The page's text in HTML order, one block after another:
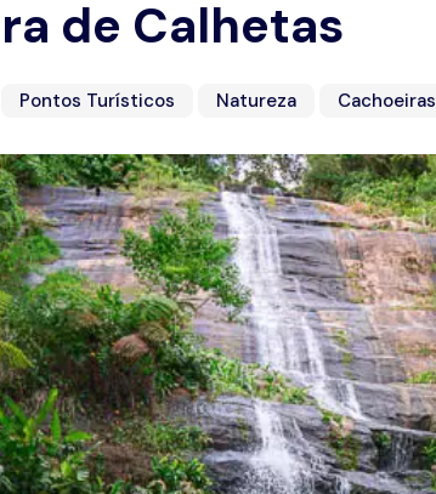
de Calhetas
Pontos Turísticos Natureza Cachoeiras